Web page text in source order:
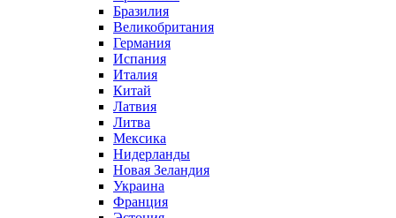
Бразилия
Великобритания
Германия
Испания
Италия
Китай
Латвия
Литва
Мексика
Нидерланды
Новая Зеландия
Украина
Франция